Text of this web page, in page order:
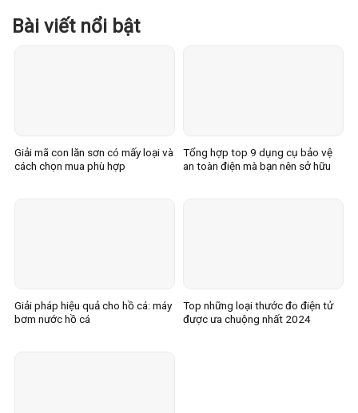
Bài viết nổi bật
Giải mã con lăn sơn có mấy loại và
cách chọn mua phù hợp
Tổng hợp top 9 dụng cụ bảo vệ
an toàn điện mà bạn nên sở hữu
Giải pháp hiệu quả cho hồ cá: máy
bơm nước hồ cá
Top những loại thước đo điện tử
được ưa chuộng nhất 2024